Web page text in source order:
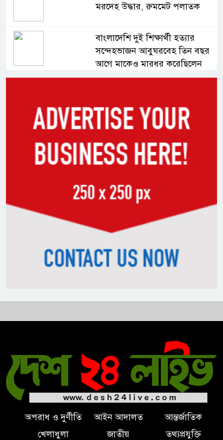
মরদেহ উদ্ধার, রুমমেট পলাতক
বাংলাদেশি দুই শিক্ষার্থী হত্যার
সন্দেহভাজন আবুঘরবেহ তিন বছর
আগে মাকেও মারধর করেছিলেন
দুর্জয়কেও আলোচনায় আনতে
বললেন তামিম
বিএনপির প্রতি আস্থা হারাচ্ছি:
সংসদে নাহিদ ইসলামের মন্তব্য
নিপীড়নের আশঙ্কা জানালে ভিসা নয়
ট্রাম্পকে ‘রাজার খোঁচা’ দিলেন
অপরাধ ও দুর্ণীতি আইন আদালত
আন্তর্জাতিক
খেলাধুলা
জাতীয়
তথ্যপ্রযুক্তি